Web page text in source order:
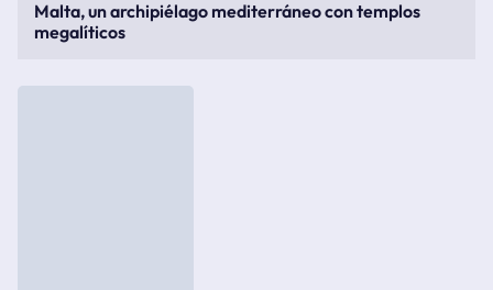
Malta, un archipiélago mediterráneo con templos
megalíticos